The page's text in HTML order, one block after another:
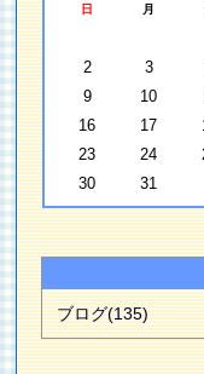
日 月
2
3
9
10
16
17
23
24
30
31
ブログ(135)